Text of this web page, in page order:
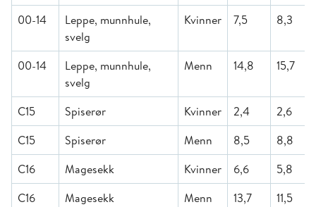
00-14
Leppe, munnhule,
svelg
Kvinner 7,5 8,3
00-14
Leppe, munnhule,
svelg
Menn 14,8 15,7
C15 Spiserør Kvinner 2,4
2,6
C15
Spiserør Menn 8,5
8,8
C16
Magesekk Kvinner 6,6
5,8
C16
Magesekk Menn 13,7
11,5